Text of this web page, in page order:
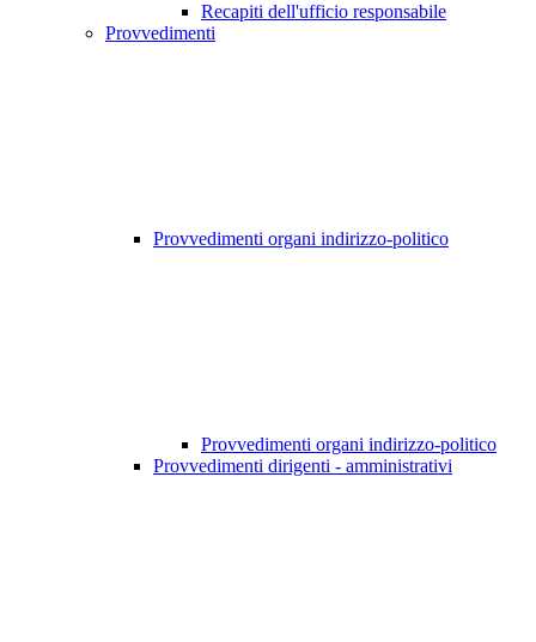
Recapiti dell'ufficio responsabile
Provvedimenti
Provvedimenti organi indirizzo-politico
Provvedimenti organi indirizzo-politico
Provvedimenti dirigenti - amministrativi